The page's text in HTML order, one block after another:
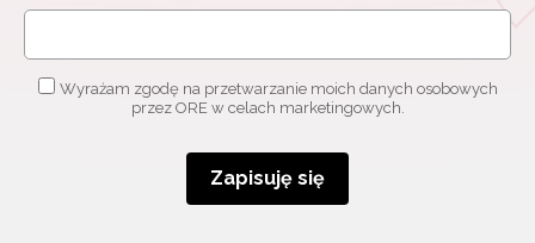
Wyrażam zgodę na przetwarzanie moich danych osobowych
przez ORE w celach marketingowych.
Zapisuję się